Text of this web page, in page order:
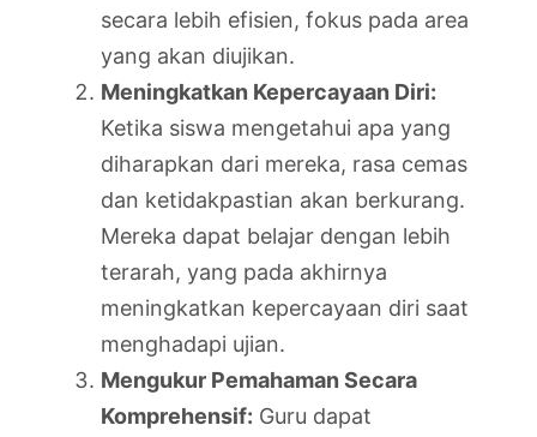
secara lebih efisien, fokus pada area
yang akan diujikan.
Meningkatkan Kepercayaan Diri:
Ketika siswa mengetahui apa yang
diharapkan dari mereka, rasa cemas
dan ketidakpastian akan berkurang.
Mereka dapat belajar dengan lebih
terarah, yang pada akhirnya
meningkatkan kepercayaan diri saat
menghadapi ujian.
Mengukur Pemahaman Secara
Komprehensif: Guru dapat